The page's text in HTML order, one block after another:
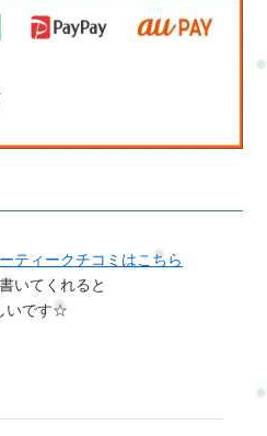
ティークチコミはこちら
いてくれると
いです☆